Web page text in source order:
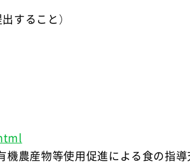
すること）
機農産物等使用促進による食の指